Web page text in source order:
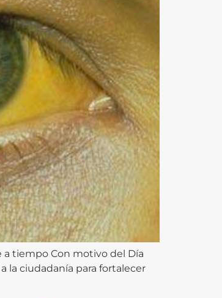
a tiempo Con motivo del Día
la ciudadanía para fortalecer